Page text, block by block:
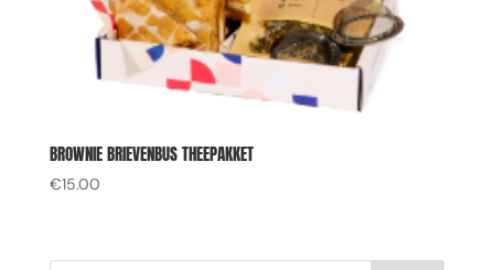
BROWNIE BRIEVENBUS THEEPAKKET
€15.00